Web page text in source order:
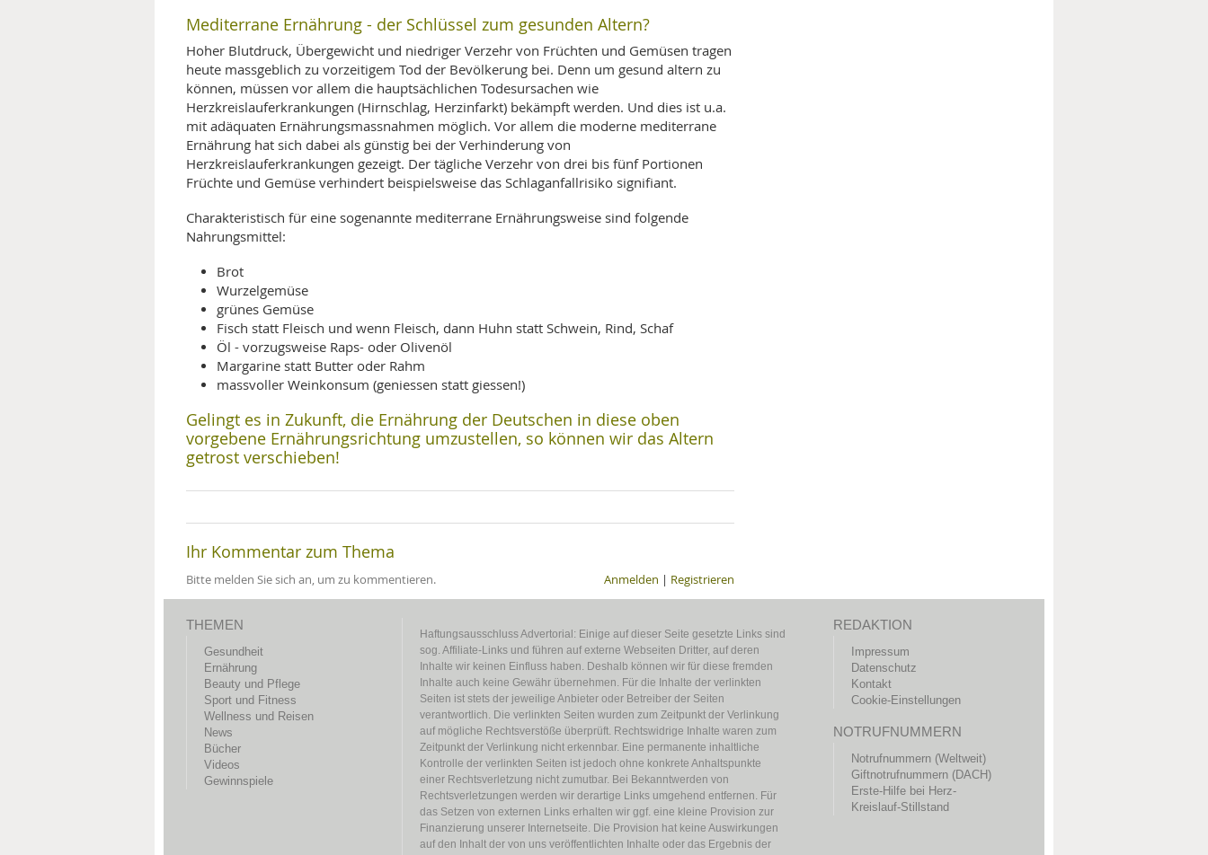
Mediterrane Ernährung - der Schlüssel zum gesunden Altern?
Hoher Blutdruck, Übergewicht und niedriger Verzehr von Früchten und Gemüsen tragen
heute massgeblich zu vorzeitigem Tod der Bevölkerung bei. Denn um gesund altern zu
können, müssen vor allem die hauptsächlichen Todesursachen wie
Herzkreislauferkrankungen (Hirnschlag, Herzinfarkt) bekämpft werden. Und dies ist u.a.
mit adäquaten Ernährungsmassnahmen möglich. Vor allem die moderne mediterrane
Ernährung hat sich dabei als günstig bei der Verhinderung von
Herzkreislauferkrankungen gezeigt. Der tägliche Verzehr von drei bis fünf Portionen
Früchte und Gemüse verhindert beispielsweise das Schlaganfallrisiko signifiant.
Charakteristisch für eine sogenannte mediterrane Ernährungsweise sind folgende
Nahrungsmittel:
Brot
Wurzelgemüse
grünes Gemüse
Fisch statt Fleisch und wenn Fleisch, dann Huhn statt Schwein, Rind, Schaf
Öl - vorzugsweise Raps- oder Olivenöl
Margarine statt Butter oder Rahm
massvoller Weinkonsum (geniessen statt giessen!)
Gelingt es in Zukunft, die Ernährung der Deutschen in diese oben
vorgebene Ernährungsrichtung umzustellen, so können wir das Altern
getrost verschieben!
Ihr Kommentar zum Thema
Bitte melden Sie sich an, um zu kommentieren. Anmelden | Registrieren
THEMEN
Gesundheit
Ernährung
Beauty und Pflege
Sport und Fitness
Wellness und Reisen
News
Bücher
Videos
Gewinnspiele
Haftungsausschluss Advertorial: Einige auf dieser Seite gesetzte Links sind
sog. Affiliate-Links und führen auf externe Webseiten Dritter, auf deren
Inhalte wir keinen Einfluss haben. Deshalb können wir für diese fremden
Inhalte auch keine Gewähr übernehmen. Für die Inhalte der verlinkten
Seiten ist stets der jeweilige Anbieter oder Betreiber der Seiten
verantwortlich. Die verlinkten Seiten wurden zum Zeitpunkt der Verlinkung
auf mögliche Rechtsverstöße überprüft. Rechtswidrige Inhalte waren zum
Zeitpunkt der Verlinkung nicht erkennbar. Eine permanente inhaltliche
Kontrolle der verlinkten Seiten ist jedoch ohne konkrete Anhaltspunkte
einer Rechtsverletzung nicht zumutbar. Bei Bekanntwerden von
Rechtsverletzungen werden wir derartige Links umgehend entfernen. Für
das Setzen von externen Links erhalten wir ggf. eine kleine Provision zur
Finanzierung unserer Internetseite. Die Provision hat keine Auswirkungen
auf den Inhalt der von uns veröffentlichten Inhalte oder das Ergebnis der
REDAKTION
Impressum
Datenschutz
Kontakt
Cookie-Einstellungen
NOTRUFNUMMERN
Notrufnummern (Weltweit)
Giftnotrufnummern (DACH)
Erste-Hilfe bei Herz-
Kreislauf-Stillstand